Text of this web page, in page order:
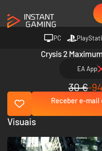
PC
Crysis 2
EA App
30 €-
Receber e-mail
Visuais